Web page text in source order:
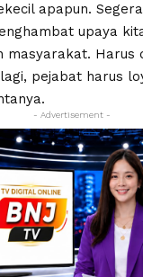
apapun.
upaya
masyarakat. Harus
pejabat harus
- Advertisement -